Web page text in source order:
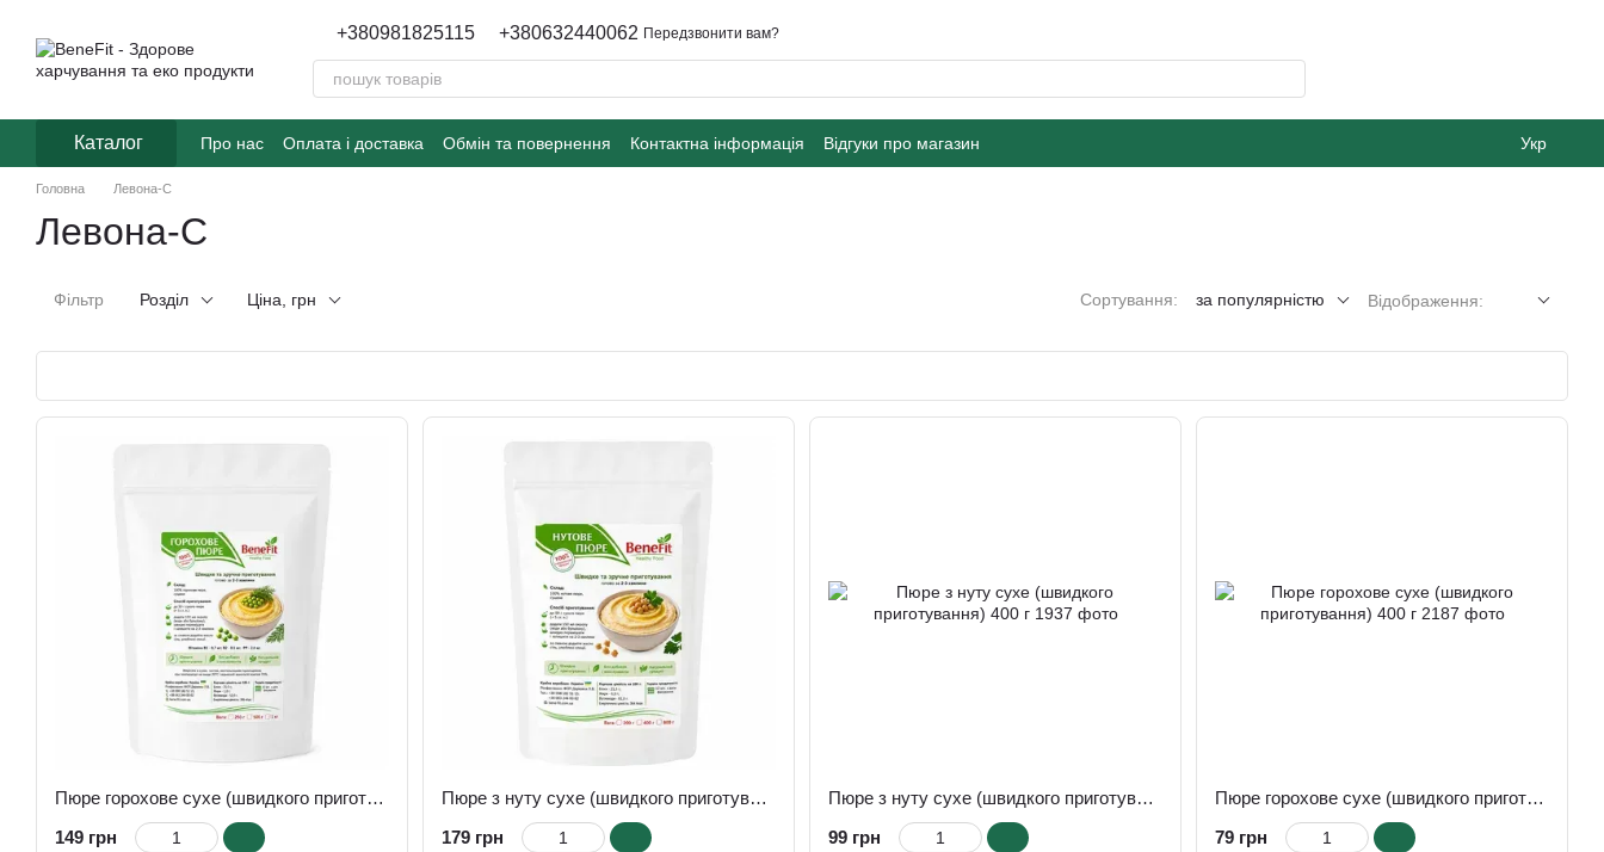
+380981825115 +380632440062 Передзвонити вам?
Каталог Про нас Оплата і доставка Обмін та повернення Контактна інформація Відгуки про магазин Укр
Головна Левона-С
Левона-С
Фільтр Розділ Ціна, грн Сортування: за популярністю Відображення:
Пюре горохове сухе (швидкого приготування) 800 г
149 грн
Пюре з нуту сухе (швидкого приготування) 800 г
179 грн
Пюре з нуту сухе (швидкого приготування) 400 г
99 грн
Пюре горохове сухе (швидкого приготування) 400 г
79 грн